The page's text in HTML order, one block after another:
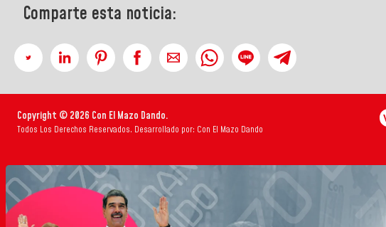
Comparte esta noticia:
Copyright © 2026 Con El Mazo Dando.
Todos Los Derechos Reservados. Desarrollado por: Con El Mazo Dando